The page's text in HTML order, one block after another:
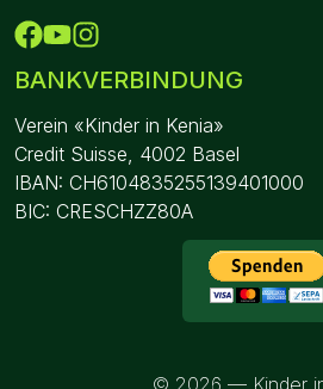
BANKVERBINDUNG
Verein «Kinder in Kenia»
Credit Suisse, 4002 Basel
IBAN: CH6104835255139401000
BIC: CRESCHZZ80A
© 2026 — Kinder